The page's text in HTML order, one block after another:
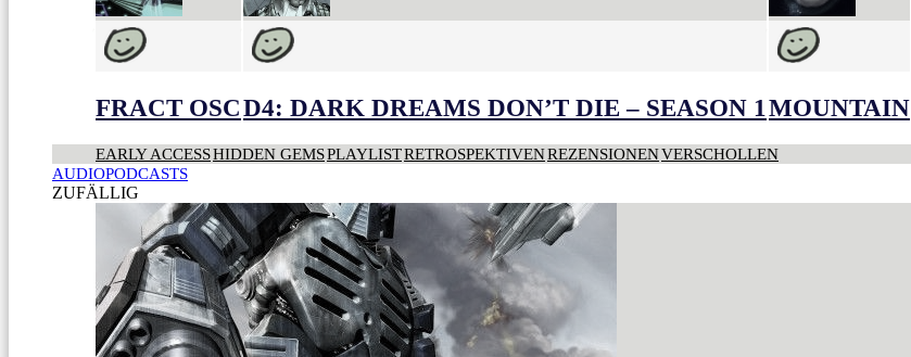
FRACT OSCD4: DARK DREAMS DON’T DIE – SEASON 1MOUNTAIN
EARLY ACCESSHIDDEN GEMSPLAYLISTRETROSPEKTIVENREZENSIONENVERSCHOLLEN
AUDIOPODCASTS
ZUFÄLLIG